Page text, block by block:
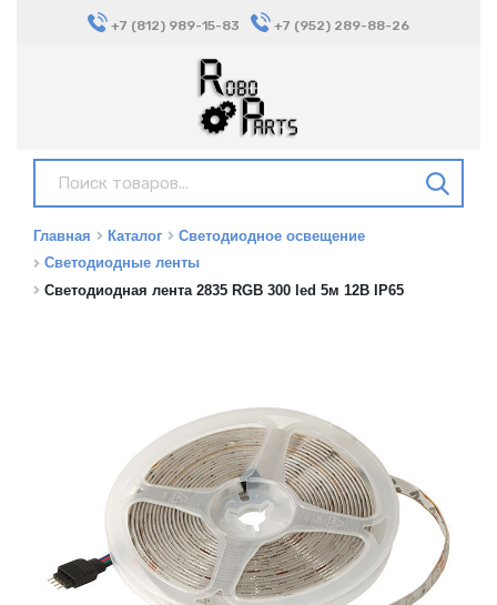
+7 (812) 989-15-83 +7 (952) 289-88-26
Главная Каталог
Светодиодное освещение
Светодиодные ленты
Светодиодная лента 2835 RGB 300 led 5м 12В IP65